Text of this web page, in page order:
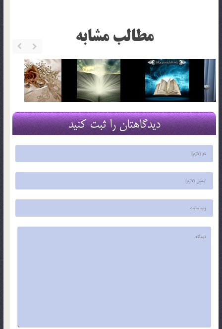
مطالب مشابه
دیدگاهتان را ثبت کنید